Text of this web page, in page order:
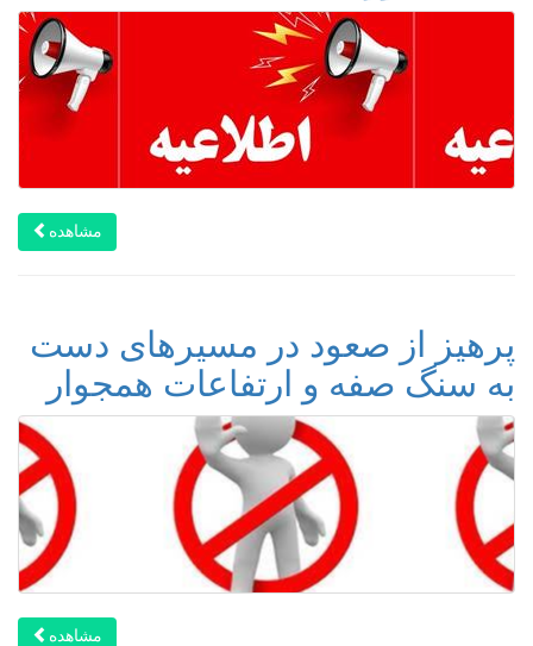
مشاهده
پرهیز از صعود در مسیرهای دست
به سنگ صفه و ارتفاعات همجوار
مشاهده